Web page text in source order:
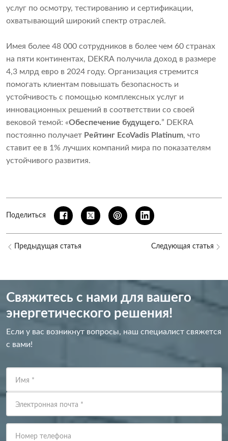
услуг по осмотру, тестированию и сертификации,
охватывающий широкий спектр отраслей.
Имея более 48 000 сотрудников в более чем 60 странах
на пяти континентах, DEKRA получила доход в размере
4,3 млрд евро в 2024 году. Организация стремится
помогать клиентам повышать безопасность и
устойчивость с помощью комплексных услуг и
инновационных решений в соответствии со своей
вековой темой: «Обеспечение будущего.” DEKRA
постоянно получает Рейтинг EcoVadis Platinum, что
ставит ее в 1% лучших компаний мира по показателям
устойчивого развития.
Поделиться
Предыдущая статья Следующая статья
Свяжитесь с нами для вашего
энергетического решения!
Если у вас возникнут вопросы, наш специалист свяжется
с вами!
Имя *
Электронная почта *
Номер телефона